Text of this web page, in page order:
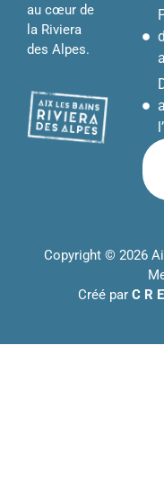
au cœur de
la Riviera
des Alpes.
Copyright © 2026
Créé par C R